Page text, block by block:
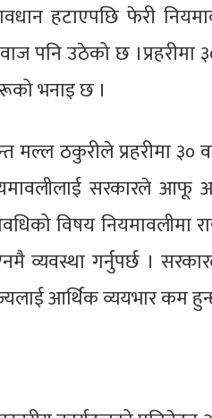
हटाएपछि फेरी
पनि उठेको छ ।प्रहरीमा
भनाइ छ ।
मल्ल ठकुरीले प्रहरीमा ३०
सरकारले आफू
विषय नियमावलीमा
गर्नुपर्छ ।
आर्थिक व्ययभार कम